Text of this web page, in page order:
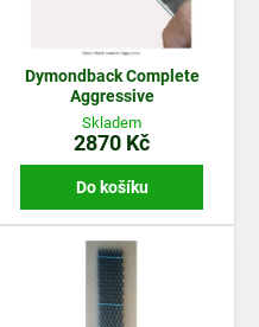
Dymondback Complete
Aggressive
Skladem
2870 Kč
Do košíku